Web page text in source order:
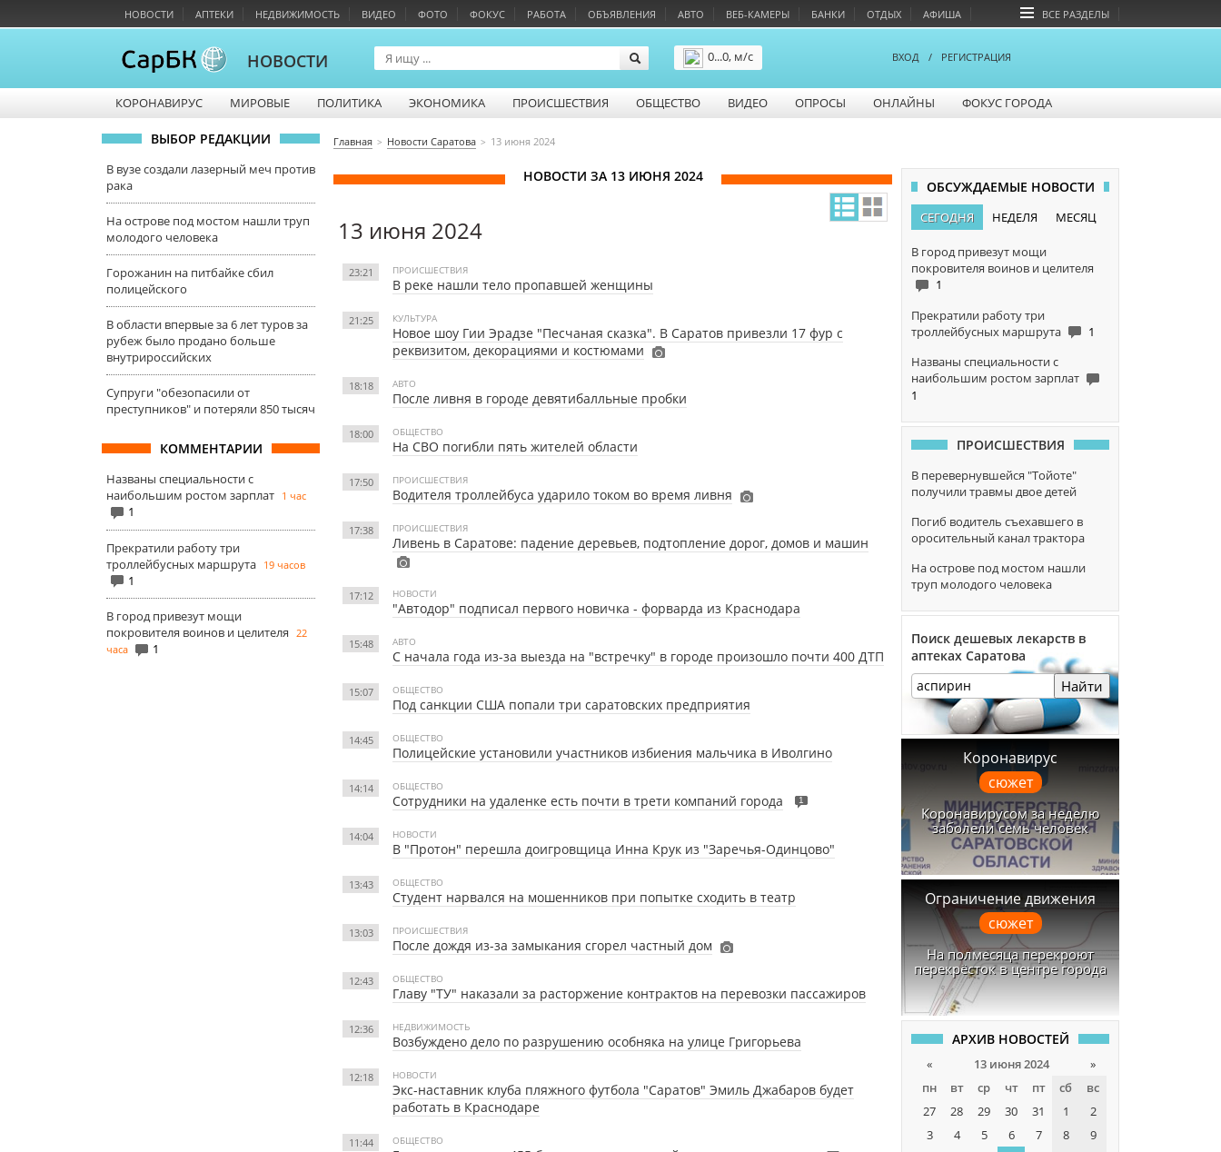
НОВОСТИ АПТЕКИ НЕДВИЖИМОСТЬ ВИДЕО ФОТО ФОКУС РАБОТА ОБЪЯВЛЕНИЯ АВТО ВЕБ-КАМЕРЫ БАНКИ ОТДЫХ АФИША ВСЕ РАЗДЕЛЫ
НОВОСТИ
0...0, м/с
ВХОД / РЕГИСТРАЦИЯ
КОРОНАВИРУС МИРОВЫЕ ПОЛИТИКА ЭКОНОМИКА ПРОИСШЕСТВИЯ ОБЩЕСТВО ВИДЕО ОПРОСЫ ОНЛАЙНЫ ФОКУС ГОРОДА
ВЫБОР РЕДАКЦИИ
В вузе создали лазерный меч против
рака
На острове под мостом нашли труп
молодого человека
Горожанин на питбайке сбил
полицейского
В области впервые за 6 лет туров за
рубеж было продано больше
внутрироссийских
Супруги "обезопасили от
преступников" и потеряли 850 тысяч
КОММЕНТАРИИ
Названы специальности с
наибольшим ростом зарплат 1 час
1
Прекратили работу три
троллейбусных маршрута 19 часов
1
В город привезут мощи
покровителя воинов и целителя 22
часа
1
Главная Новости Саратова 13 июня 2024
НОВОСТИ ЗА 13 ИЮНЯ 2024
13 июня 2024
23:21 ПРОИСШЕСТВИЯ
В реке нашли тело пропавшей женщины
21:25 КУЛЬТУРА
Новое шоу Гии Эрадзе "Песчаная сказка". В Саратов привезли 17 фур с
реквизитом, декорациями и костюмами
18:18 АВТО
После ливня в городе девятибалльные пробки
18:00 ОБЩЕСТВО
На СВО погибли пять жителей области
17:50 ПРОИСШЕСТВИЯ
Водителя троллейбуса ударило током во время ливня
17:38 ПРОИСШЕСТВИЯ
Ливень в Саратове: падение деревьев, подтопление дорог, домов и машин
17:12 НОВОСТИ
"Автодор" подписал первого новичка - форварда из Краснодара
15:48 АВТО
С начала года из-за выезда на "встречку" в городе произошло почти 400 ДТП
15:07 ОБЩЕСТВО
Под санкции США попали три саратовских предприятия
14:45 ОБЩЕСТВО
Полицейские установили участников избиения мальчика в Иволгино
14:14 ОБЩЕСТВО
Сотрудники на удаленке есть почти в трети компаний города 1
14:04 НОВОСТИ
В "Протон" перешла доигровщица Инна Крук из "Заречья-Одинцово"
13:43 ОБЩЕСТВО
Студент нарвался на мошенников при попытке сходить в театр
13:03 ПРОИСШЕСТВИЯ
После дождя из-за замыкания сгорел частный дом
12:43 ОБЩЕСТВО
Главу "ТУ" наказали за расторжение контрактов на перевозки пассажиров
12:36 НЕДВИЖИМОСТЬ
Возбуждено дело по разрушению особняка на улице Григорьева
12:18 НОВОСТИ
Экс-наставник клуба пляжного футбола "Саратов" Эмиль Джабаров будет
работать в Краснодаре
11:44 ОБЩЕСТВО
ОБСУЖДАЕМЫЕ НОВОСТИ
СЕГОДНЯ НЕДЕЛЯ МЕСЯЦ
В город привезут мощи
покровителя воинов и целителя
1
Прекратили работу три
троллейбусных маршрута
1
Названы специальности с
наибольшим ростом зарплат
1
ПРОИСШЕСТВИЯ
В перевернувшейся "Тойоте"
получили травмы двое детей
Погиб водитель съехавшего в
оросительный канал трактора
На острове под мостом нашли
труп молодого человека
Поиск дешевых лекарств в
аптеках Саратова
Найти
Коронавирус
сюжет
Коронавирусом за неделю
заболели семь человек
Ограничение движения
сюжет
На полмесяца перекроют
перекрёсток в центре города
АРХИВ НОВОСТЕЙ
« 13 июня 2024
»
пн
вт ср чт пт сб
вс
27
28 29 30 31 1
2
3
4 5 6 7 8
9